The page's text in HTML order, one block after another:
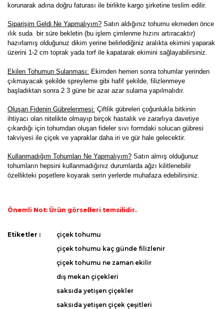
korunarak adına doğru faturası ile birlikte kargo şirketine teslim edilir.
Siparişim Geldi Ne Yapmalıyım? Satın aldığınız tohumu ekmeden önce
ılık suda bir süre bekletin (bu işlem çimlenme hızını artıracaktır)
hazırlamış olduğunuz dikim yerine belirlediğiniz aralıkta ekimini yaparak
üzerini 1-2 cm toprak yada torf ile kapatarak ekimini sağlayabilirsiniz.
Ekilen Tohumun Sulanması: Ekimden hemen sonra tohumlar yerinden
çıkmayacak şekilde spreyleme gibi hafif şekilde, filizlenmeye
başladıktan sonra 2 3 güne bir azar azar sulama yapılmalıdır.
Oluşan Fidenin Gübrelenmesi: Çiftlik gübreleri çoğunlukla bitkinin
ihtiyacı olan nitelikte olmayıp birçok hastalık ve zararlıya davetiye
çıkardığı için tohumdan oluşan fideler sıvı formdaki solucan gübresi
takviyesi ile çiçek ve yapraklar daha iri ve gür hale gelecektir.
Kullanmadığım Tohumları Ne Yapmalıyım? Satın almış olduğunuz
tohumların hepsini kullanmadığınız durumlarda ağzı kilitlenebilir
özellikteki poşetlere koyarak serin yerlerde muhafaza edebilirsiniz.
Önemli Not: Ürün görselleri temsilidir.
Bu ürüne ilk yorumu siz yapın!
Yorum Yaz
Bu ürünün fiyat bilgisi, resim, ürün açıklamalarında ve diğer
kullanarak tarafımıza iletebilirsiniz.
Görüş ve önerileriniz için teşekkür ederiz.
Ürün resmi kalitesiz, bozuk veya görüntülenemiyor.
Ürün açıklamasında eksik bilgiler bulunuyor.
Etiketler :
çiçek tohumu
çiçek tohumu kaç günde filizlenir
çiçek tohumu ne zaman ekilir
dış mekan çiçekleri
saksıda yetişen çiçekler
saksıda yetişen çiçek çeşitleri